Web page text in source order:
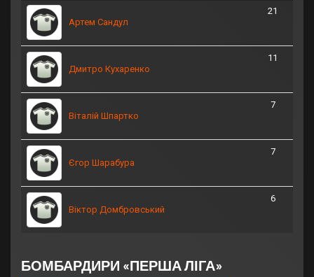
Артем Сандул
21
Дмитро Кухаренко
11
Віталій Шпартко
7
Єгор Шарабура
7
Віктор Домбровський
6
БОМБАРДИРИ «ПЕРША ЛІГА»